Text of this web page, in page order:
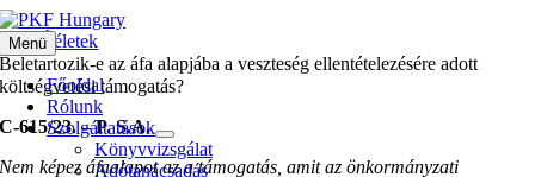
Kihagyás
Menü
Főoldal
Rólunk
Szolgáltatások
Könyvvizsgálat
Adótanácsadás
EUB Ítéletek
Beletartozik-e az áfa alapjába a veszteség ellentételezésére adott
költségvetési támogatás?
C‑615/23. – P. S.A.
Nem képez áfaalapot az a támogatás, amit az önkormányzati